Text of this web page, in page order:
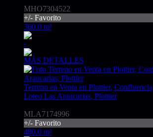
MHO7304522
+/- Favorito
360.0 m²
-
MÁS DETALLES
Terreno en Venta en Plottier, Confluencia
Loteo Las Araucarias, Plottier
MLA7174996
+/- Favorito
480.0 m²